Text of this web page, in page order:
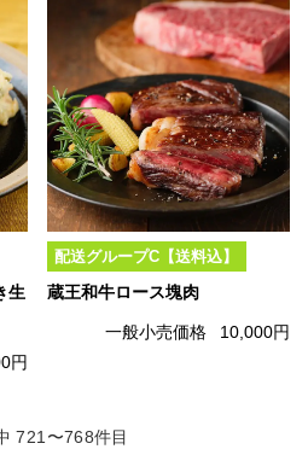
生
円
配送グループC【送料込】
蔵王和牛ロース塊肉
一般小売価格 10,000円
721〜768件目